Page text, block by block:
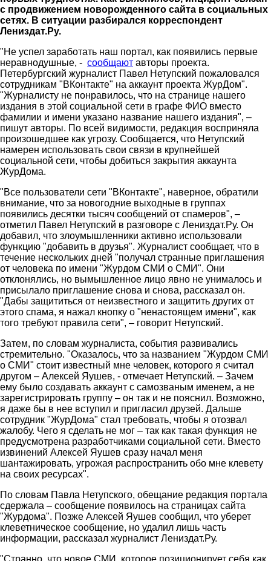
с продвижением новорожденного сайта в социальных
сетях. В ситуации разбирался корреспондент
Лениздат.Ру.
"Не успел заработать наш портал, как появились первые
неравнодушные, - сообщают авторы проекта.
Петербургский журналист Павел Нетупский пожаловался
сотрудникам "ВКонтакте" на аккаунт проекта ЖурДом".
"Журналисту не понравилось, что на странице нашего
издания в этой социальной сети в графе ФИО вместо
фамилии и имени указано название нашего издания", –
пишут авторы. По всей видимости, редакция восприняла
произошедшее как угрозу. Сообщается, что Нетупский
намерен использовать свои связи в крупнейшей
социальной сети, чтобы добиться закрытия аккаунта
ЖурДома.
"Все пользователи сети "ВКонтакте", наверное, обратили
внимание, что за новогодние выходные в группах
появились десятки тысяч сообщений от спамеров", –
отметил Павел Нетупский в разговоре с Лениздат.Ру. Он
добавил, что злоумышленники активно использовали
функцию "добавить в друзья". Журналист сообщает, что в
течение нескольких дней "получал странные приглашения
от человека по имени "Журдом СМИ о СМИ". Они
отклонялись, но вымышленное лицо явно не унималось и
присылало приглашение снова и снова, рассказал он.
"Дабы защититься от неизвестного и защитить других от
этого спама, я нажал кнопку о "ненастоящем имени", как
того требуют правила сети", – говорит Нетупский.
Затем, по словам журналиста, события развивались
стремительно. "Оказалось, что за названием "Журдом СМИ
о СМИ" стоит известный мне человек, которого я считал
другом – Алексей Яушев, - отмечает Нетупский. – Зачем
ему было создавать аккаунт с самозваным именем, а не
зарегистрировать группу – он так и не пояснил. Возможно,
я даже бы в нее вступил и пригласил друзей. Дальше
сотрудник "ЖурДома" стал требовать, чтобы я отозвал
жалобу. Чего я сделать не мог – так как такая функция не
предусмотрена разработчиками социальной сети. Вместо
извинений Алексей Яушев сразу начал меня
шантажировать, угрожая распространить обо мне клевету
на своих ресурсах".
По словам Павла Нетупского, обещание редакция портала
сдержала – сообщение появилось на страницах сайта
"Журдома". Позже Алексей Яушев сообщил, что уберет
клеветническое сообщение, но удалил лишь часть
информации, рассказал журналист Лениздат.Ру.
"Странно, что новое СМИ, которое позиционирует себя как